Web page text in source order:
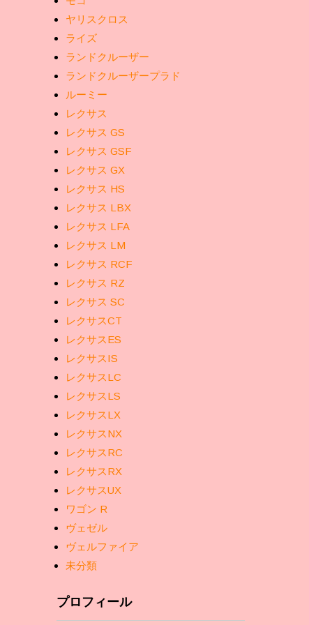
ヤリスクロス
ライズ
ランドクルーザー
ランドクルーザープラド
ルーミー
レクサス
レクサス GS
レクサス GSF
レクサス GX
レクサス HS
レクサス LBX
レクサス LFA
レクサス LM
レクサス RCF
レクサス RZ
レクサス SC
レクサスCT
レクサスES
レクサスIS
レクサスLC
レクサスLS
レクサスLX
レクサスNX
レクサスRC
レクサスRX
レクサスUX
ワゴン R
ヴェゼル
ヴェルファイア
未分類
プロフィール